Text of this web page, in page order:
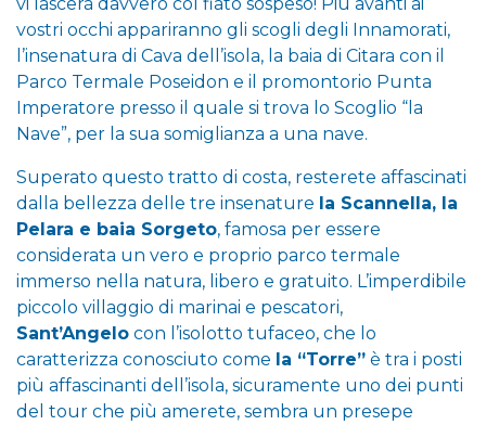
vostri occhi appariranno gli scogli degli Innamorati,
l’insenatura di Cava dell’isola, la baia di Citara con il
Parco Termale Poseidon e il promontorio Punta
Imperatore presso il quale si trova lo Scoglio “la
Nave”, per la sua somiglianza a una nave.
Superato questo tratto di costa, resterete affascinati
dalla bellezza delle tre insenature la Scannella, la
Pelara e baia Sorgeto, famosa per essere
considerata un vero e proprio parco termale
immerso nella natura, libero e gratuito. L’imperdibile
piccolo villaggio di marinai e pescatori,
Sant’Angelo con l’isolotto tufaceo, che lo
caratterizza conosciuto come la “Torre” è tra i posti
più affascinanti dell’isola, sicuramente uno dei punti
del tour che più amerete, sembra un presepe